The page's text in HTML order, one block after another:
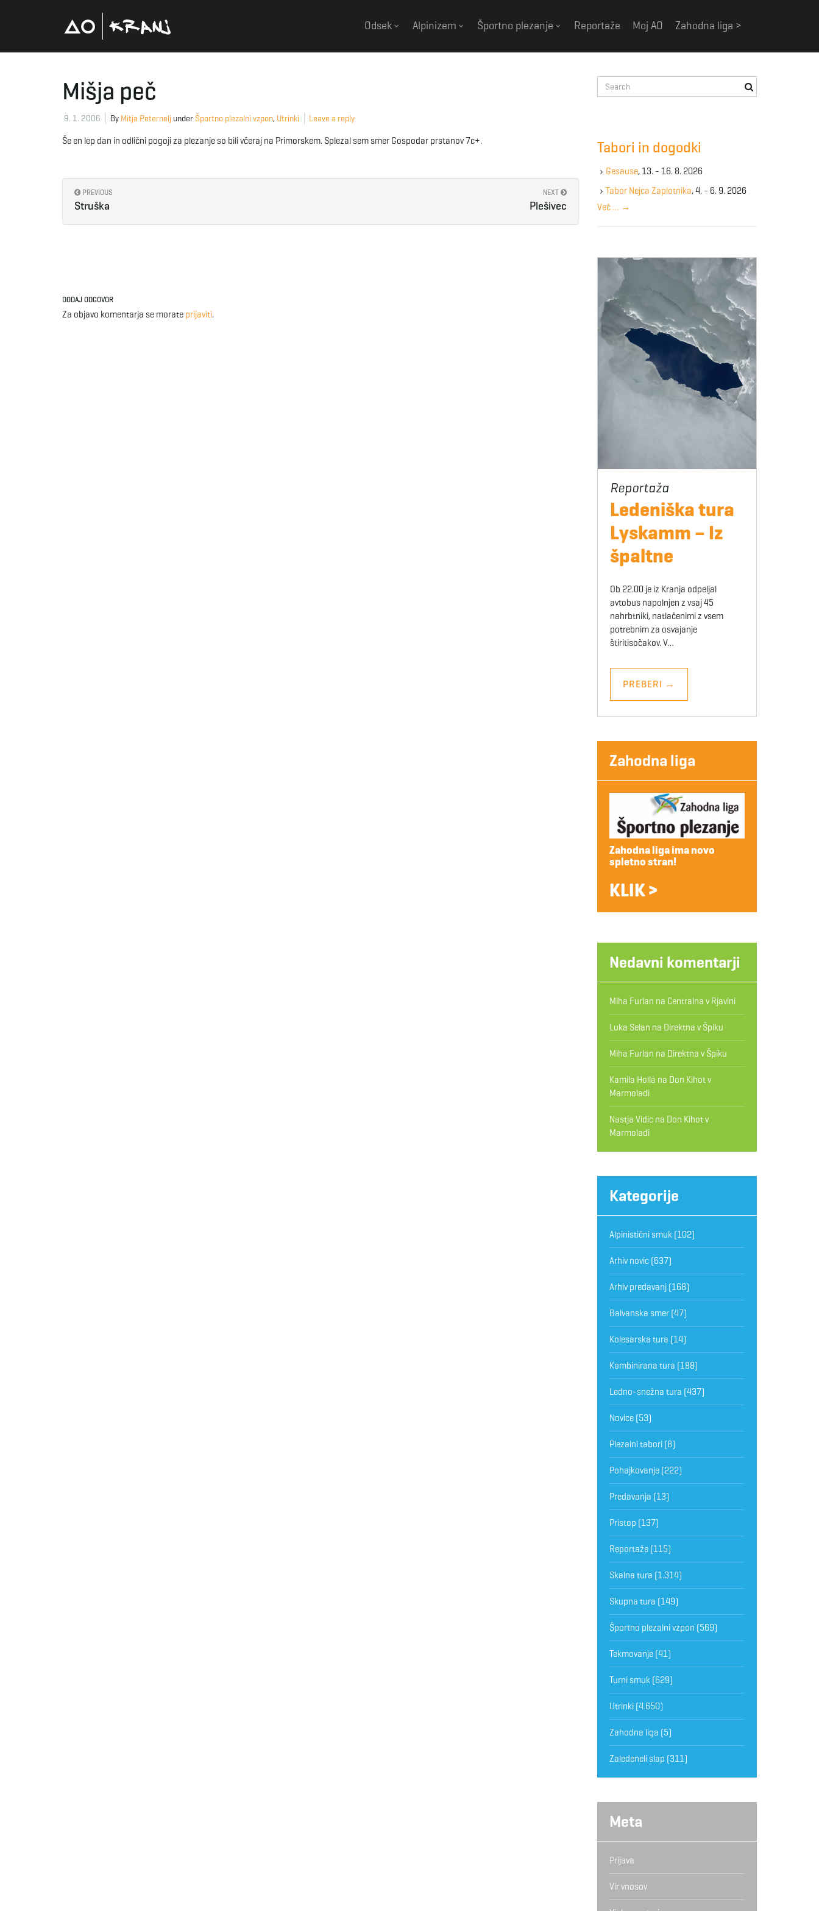
Odsek Alpinizem Športno plezanje Reportaže Moj AO Zahodna liga >
Mišja peč
9. 1. 2006 By Mitja Peternelj under Športno plezalni vzpon, Utrinki Leave a reply
Še en lep dan in odlični pogoji za plezanje so bili včeraj na Primorskem. Splezal sem smer Gospodar prstanov 7c+.
PREVIOUS
Struška
NEXT
Plešivec
DODAJ ODGOVOR
Za objavo komentarja se morate prijaviti.
e
e
y
w
r
Tabori in dogodki
Gesause, 13. - 16. 8. 2026
Tabor Nejca Zaplotnika, 4. - 6. 9. 2026
Več … →
Ledeniška tura
Lyskamm – Iz
špaltne
Ob 22.00 je iz Kranja odpeljal
avtobus napolnjen z vsaj 45
nahrbtniki, natlačenimi z vsem
potrebnim za osvajanje
štiritisočakov. V…
PREBERI →
Zahodna liga
Zahodna liga ima novo
spletno stran!
KLIK >
Nedavni komentarji
Miha Furlan na Centralna v Rjavini
Luka Selan na Direktna v Špiku
Miha Furlan na Direktna v Špiku
Kamila Hollá na Don Kihot v
Marmoladi
Nastja Vidicna Don Kihot v
Marmoladi
Kategorije
Alpinistični smuk(102)
Arhiv novic(637)
Arhiv predavanj(168)
Balvanska smer(47)
Kolesarska tura (14)
Kombinirana tura (188)
Ledno-snežna tura (437)
Novice(53)
Plezalni tabori(8)
Pohajkovanje(222)
Predavanja (13)
Pristop (137)
Reportaže(115)
Skalna tura (1.314)
Skupna tura (149)
Športno plezalni vzpon (569)
Tekmovanje(41)
Turni smuk(629)
Utrinki(4.650)
Zahodna liga (5)
Zaledeneli slap (311)
Meta
Prijava
Vir vnosov